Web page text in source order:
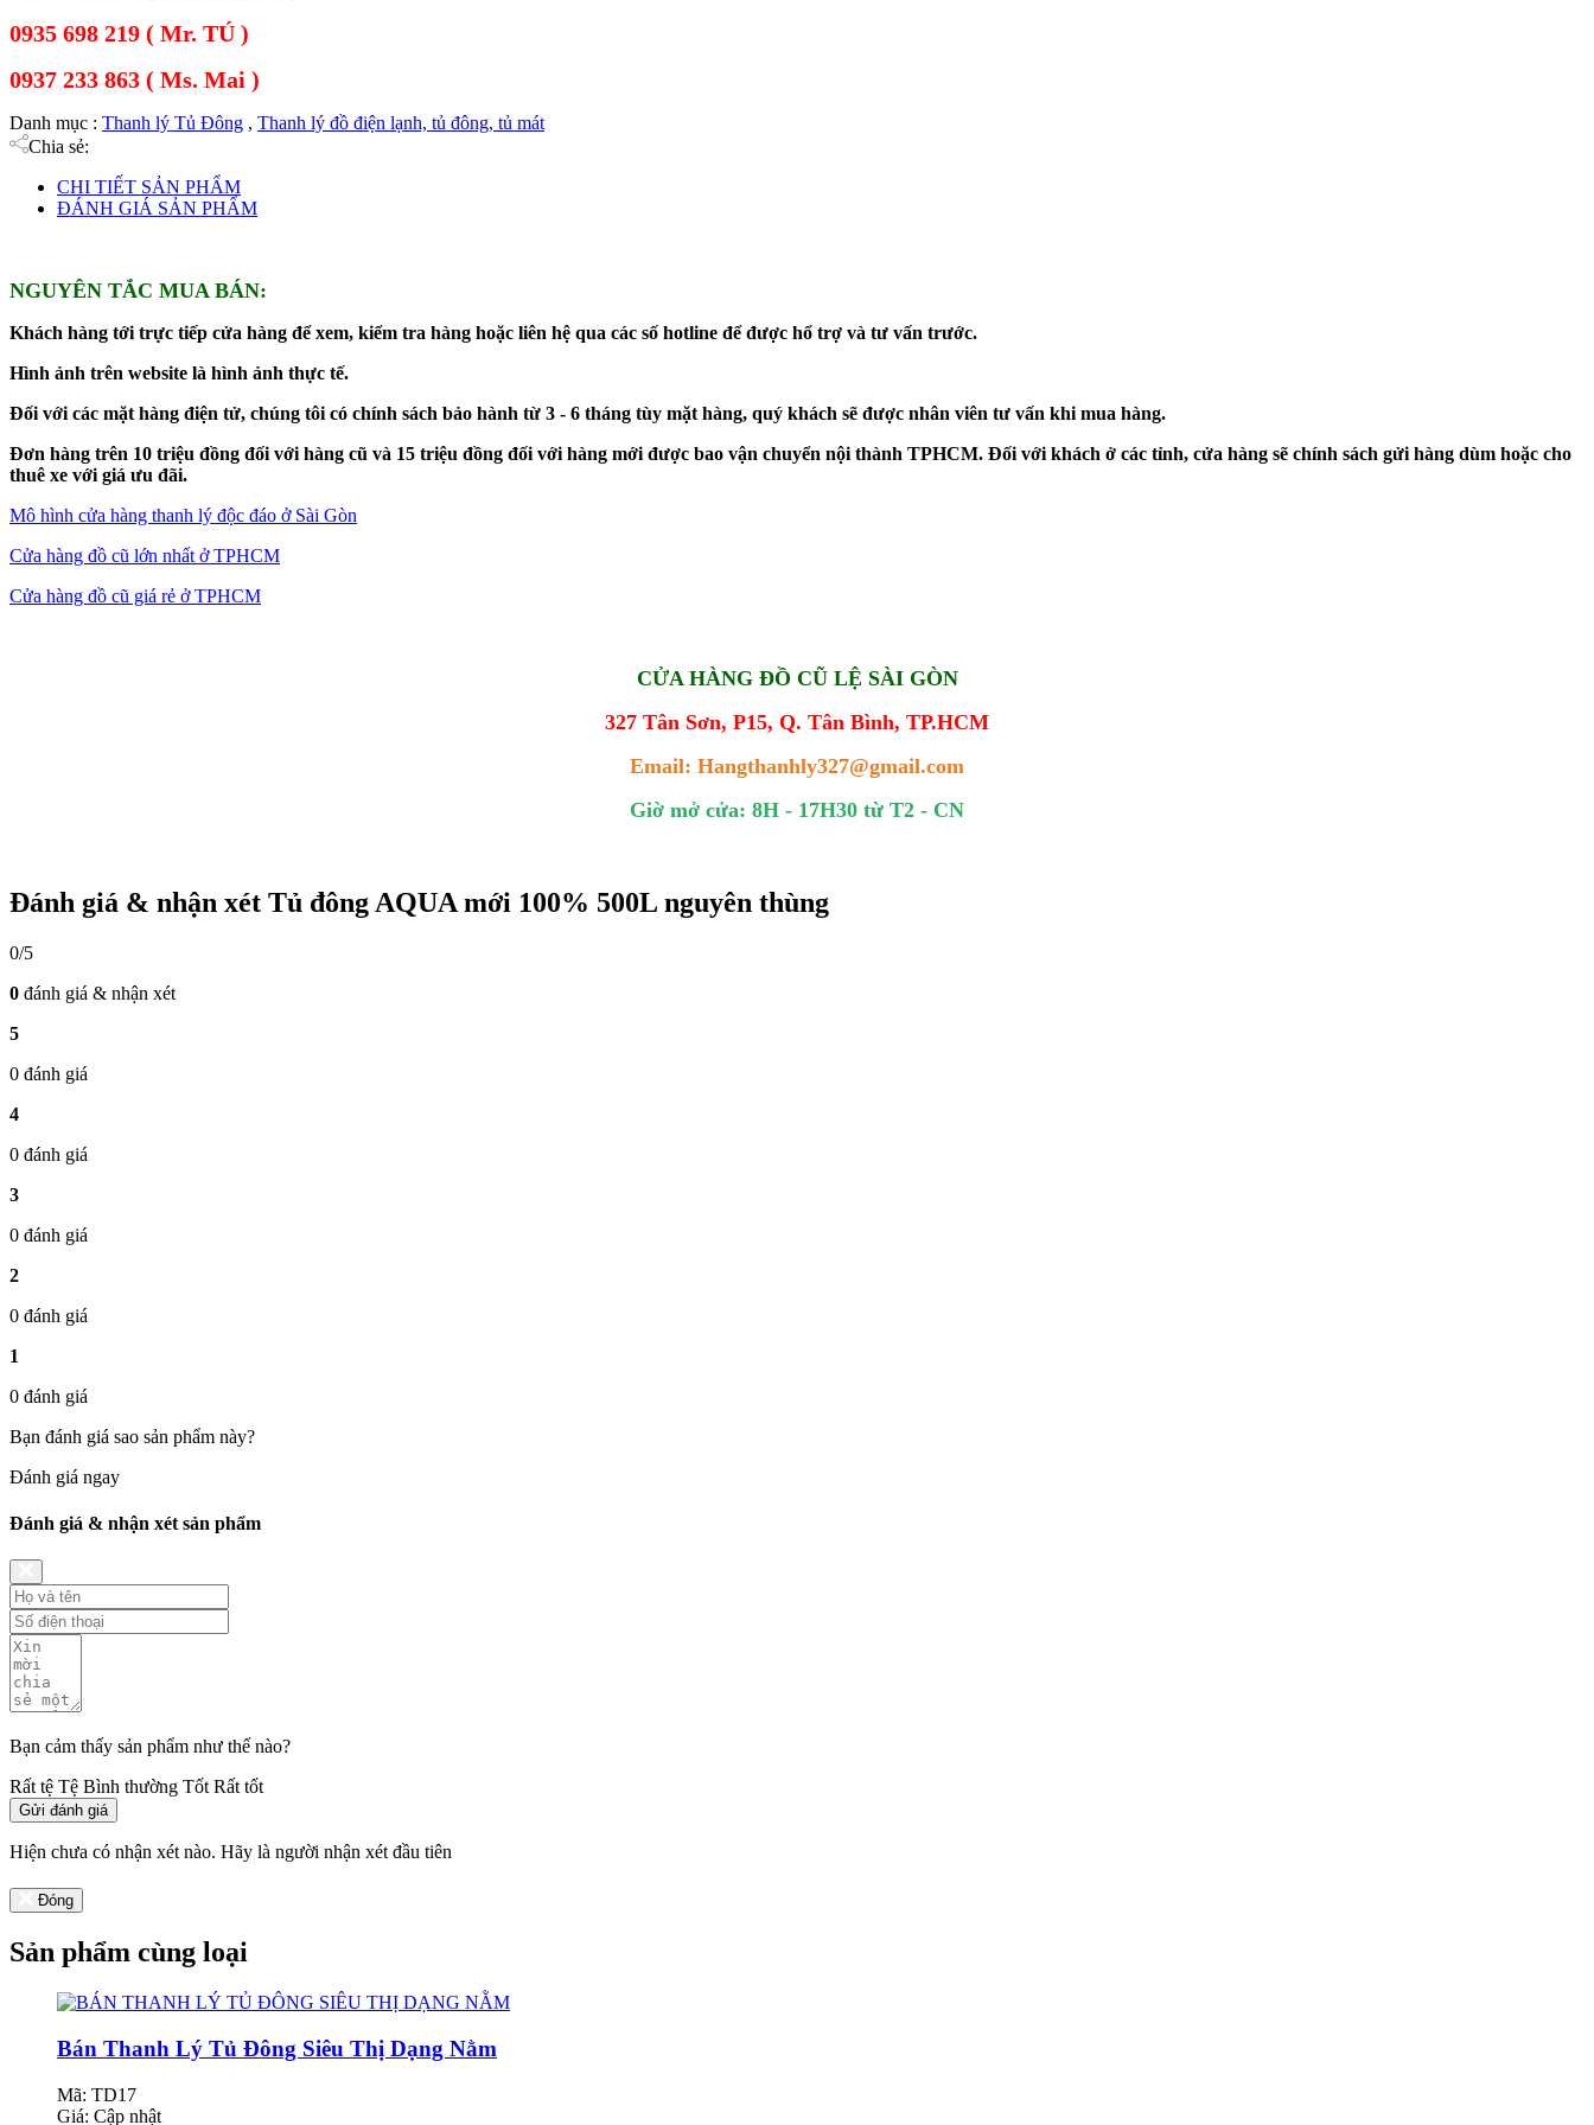
0935 698 219 ( Mr. TÚ )
0937 233 863 ( Ms. Mai )
Danh mục : Thanh lý Tủ Đông , Thanh lý đồ điện lạnh, tủ đông, tủ mát
Chia sẻ:
CHI TIẾT SẢN PHẨM
ĐÁNH GIÁ SẢN PHẨM
NGUYÊN TẮC MUA BÁN:
Khách hàng tới trực tiếp cửa hàng để xem, kiểm tra hàng hoặc liên hệ qua các số hotline để được hổ trợ và tư vấn trước.
Hình ảnh trên website là hình ảnh thực tế.
Đối với các mặt hàng điện tử, chúng tôi có chính sách bảo hành từ 3 - 6 tháng tùy mặt hàng, quý khách sẽ được nhân viên tư vấn khi mua hàng.
Đơn hàng trên 10 triệu đồng đối với hàng cũ và 15 triệu đồng đối với hàng mới được bao vận chuyển nội thành TPHCM. Đối với khách ở các tỉnh, cửa hàng sẽ chính sách gửi hàng dùm hoặc cho
thuê xe với giá ưu đãi.
Mô hình cửa hàng thanh lý độc đáo ở Sài Gòn
Cửa hàng đồ cũ lớn nhất ở TPHCM
Cửa hàng đồ cũ giá rẻ ở TPHCM
CỬA HÀNG ĐỒ CŨ LỆ SÀI GÒN
327 Tân Sơn, P15, Q. Tân Bình, TP.HCM
Email: Hangthanhly327@gmail.com
Giờ mở cửa: 8H - 17H30 từ T2 - CN
Đánh giá & nhận xét Tủ đông AQUA mới 100% 500L nguyên thùng
0/5
0 đánh giá & nhận xét
5
0 đánh giá
4
0 đánh giá
3
0 đánh giá
2
0 đánh giá
1
0 đánh giá
Bạn đánh giá sao sản phẩm này?
Đánh giá ngay
Đánh giá & nhận xét sản phẩm
Bạn cảm thấy sản phẩm như thế nào?
Rất tệ Tệ Bình thường Tốt Rất tốt
Gửi đánh giá
Hiện chưa có nhận xét nào. Hãy là người nhận xét đầu tiên
Đóng
Sản phẩm cùng loại
Bán Thanh Lý Tủ Đông Siêu Thị Dạng Nằm
Mã: TD17
Giá: Cập nhật